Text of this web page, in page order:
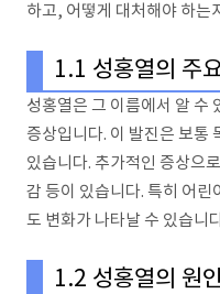
하고, 어떻게 대처해야 하는
1.1 성홍열의 주
성홍열은 그 이름에서 알 수
증상입니다. 이 발진은 보통
있습니다. 추가적인 증상으
감 등이 있습니다. 특히 어린
도 변화가 나타날 수 있습니
1.2 성홍열의 원